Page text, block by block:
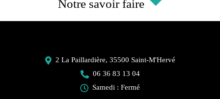
Notre savoir faire
2 La Paillardière, 35500 Saint-M'Hervé
06 36 83 13 04
Samedi : Fermé